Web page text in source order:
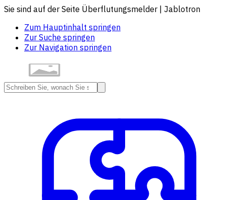
Sie sind auf der Seite Überflutungsmelder | Jablotron
Zum Hauptinhalt springen
Zur Suche springen
Zur Navigation springen